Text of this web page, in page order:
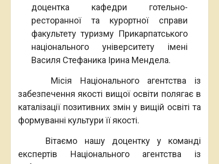
доцентка кафедри готельно-
ресторанної та курортної справи
факультету туризму Прикарпатського
національного університету імені
Василя Стефаника Ірина Мендела.
Місія Національного агентства із
забезпечення якості вищої освіти полягає в
каталізації позитивних змін у вищій освіті та
формуванні культури її якості.
Вітаємо нашу доцентку у команді
експертів Національного агентства із